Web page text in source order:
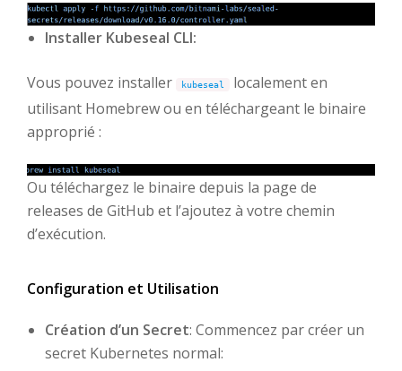
Installer Kubeseal CLI:
Vous pouvez installer kubeseal
localement en
utilisant Homebrew ou en téléchargeant le binaire
approprié :
Ou téléchargez le binaire depuis la page de
releases de GitHub et l’ajoutez à votre chemin
d’exécution.
Configuration et Utilisation
Création d’un Secret: Commencez par créer un
secret Kubernetes normal: